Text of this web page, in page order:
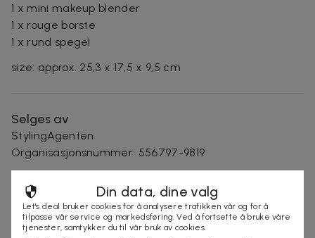
1 x mini makeup blender
1 x rouge borste
1 x rund spegel
size: approx. 25,3 x 17,5 x 9,5 cm
Selges av
StylingAgenten
Organisasjonsnummer: 556797-9819
KJØP
Din data, dine valg
Let's deal bruker cookies for å analysere trafikken vår og for å
tilpasse vår service og markedsføring. Ved å fortsette å bruke våre
tjenester, samtykker du til vår bruk av cookies.